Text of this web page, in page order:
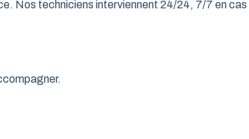
Nos techniciens interviennent 24/24, 7/7 en